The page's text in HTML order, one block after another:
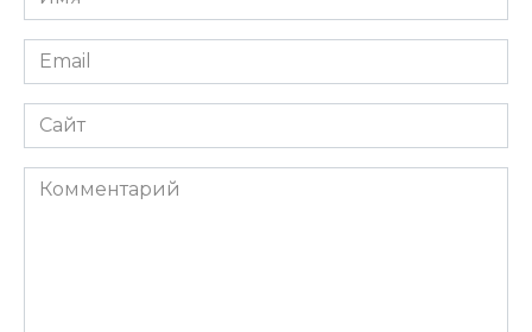
*
Email
*
Сайт
Комментарий